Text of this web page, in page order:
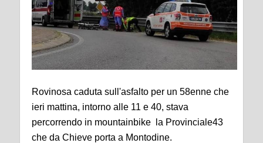
Rovinosa caduta sull'asfalto per un 58enne che
ieri mattina, intorno alle 11 e 40, stava
percorrendo in mountainbike la Provinciale43
che da Chieve porta a Montodine.